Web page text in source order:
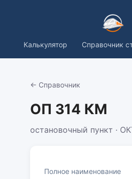
Калькулятор Справочник
← Справочник
ОП 314 КМ
остановочный пункт ·
Полное наименование